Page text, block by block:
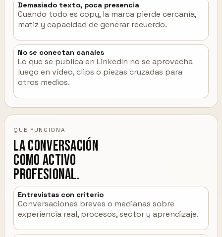
Demasiado texto, poca presencia
Cuando todo es copy, la marca pierde cercanía,
matiz y capacidad de generar recuerdo.
No se conectan canales
Lo que se publica en LinkedIn no se aprovecha
luego en vídeo, clips o piezas cruzadas para
otros medios.
QUÉ FUNCIONA
La conversación
como activo
profesional.
Entrevistas con criterio
Conversaciones breves o medianas sobre
experiencia real, procesos, sector y aprendizaje.